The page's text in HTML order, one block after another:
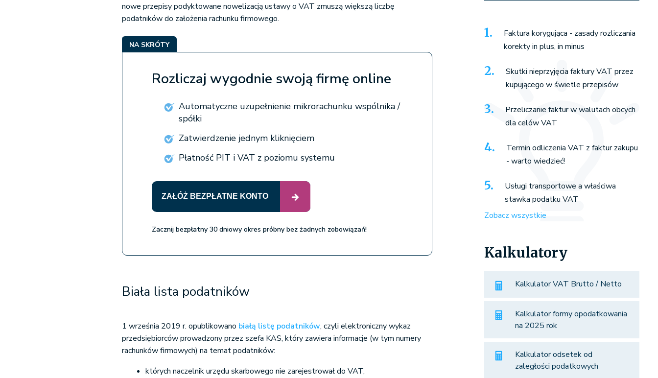
nowe przepisy podyktowane nowelizacją ustawy o VAT zmuszą większą liczbę
podatników do założenia rachunku firmowego.
NA SKRÓTY
Rozliczaj wygodnie swoją firmę online
Automatyczne uzupełnienie mikrorachunku wspólnika /
spółki
Zatwierdzenie jednym kliknięciem
Płatność PIT i VAT z poziomu systemu
ZAŁÓŻ BEZPŁATNE KONTO
Zacznij bezpłatny 30 dniowy okres próbny bez żadnych zobowiązań!
Biała lista podatników
1 września 2019 r. opublikowano białą listę podatników, czyli elektroniczny wykaz
przedsiębiorców prowadzony przez szefa KAS, który zawiera informacje (w tym numery
rachunków firmowych) na temat podatników:
których naczelnik urzędu skarbowego nie zarejestrował do VAT,
Faktura korygująca - zasady rozliczania
korekty in plus, in minus
Skutki nieprzyjęcia faktury VAT przez
kupującego w świetle przepisów
Przeliczanie faktur w walutach obcych
dla celów VAT
Termin odliczenia VAT z faktur zakupu
- warto wiedzieć!
Usługi transportowe a właściwa
stawka podatku VAT
Zobacz wszystkie
Kalkulatory
Kalkulator VAT Brutto / Netto
Kalkulator formy opodatkowania
na 2025 rok
Kalkulator odsetek od
zaległości podatkowych